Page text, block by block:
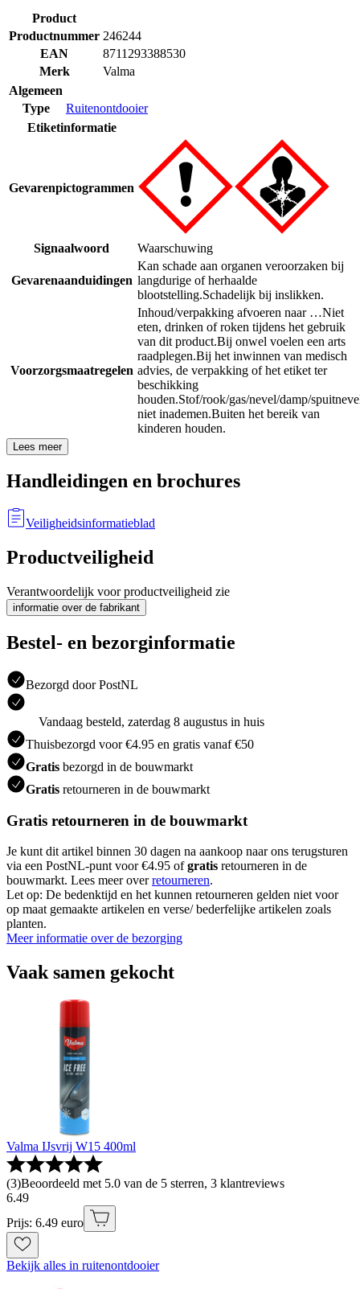
Product
Productnummer 246244
EAN
8711293388530
Merk
Valma
Algemeen
Type
Ruitenontdooier
Etiketinformatie
Gevarenpictogrammen
Signaalwoord Waarschuwing
Gevarenaanduidingen
Kan schade aan organen veroorzaken bij
langdurige of herhaalde
blootstelling.Schadelijk bij inslikken.
Voorzorgsmaatregelen
Inhoud/verpakking afvoeren naar …Niet
eten, drinken of roken tijdens het gebruik
van dit product.Bij onwel voelen een arts
raadplegen.Bij het inwinnen van medisch
advies, de verpakking of het etiket ter
beschikking
houden.Stof/rook/gas/nevel/damp/
niet inademen.Buiten het bereik van
kinderen houden.
Lees meer
Handleidingen en brochures
Veiligheidsinformatieblad
Productveiligheid
Verantwoordelijk voor productveiligheid zie
informatie over de fabrikant
Bestel- en bezorginformatie
Bezorgd door PostNL
Vandaag besteld, zaterdag 8 augustus in huis
Thuisbezorgd voor €4.95 en gratis vanaf €50
Gratis bezorgd in de bouwmarkt
Gratis retourneren in de bouwmarkt
Gratis retourneren in de bouwmarkt
Je kunt dit artikel binnen 30 dagen na aankoop naar ons terugsturen
via een PostNL-punt voor €4.95 ofgratis retourneren in de
bouwmarkt. Lees meer overretourneren.
Let op: De bedenktijd en het kunnen retourneren gelden niet voor
op maat gemaakte artikelen en verse/ bederfelijke artikelen zoals
planten.
Meer informatie over de bezorging
Vaak samen gekocht
Valma IJsvrij W15 400ml
(3)Beoordeeld met 5.0 van de 5 sterren, 3 klantreviews
6.49
Prijs: 6.49 euro
Bekijk alles in ruitenontdooier